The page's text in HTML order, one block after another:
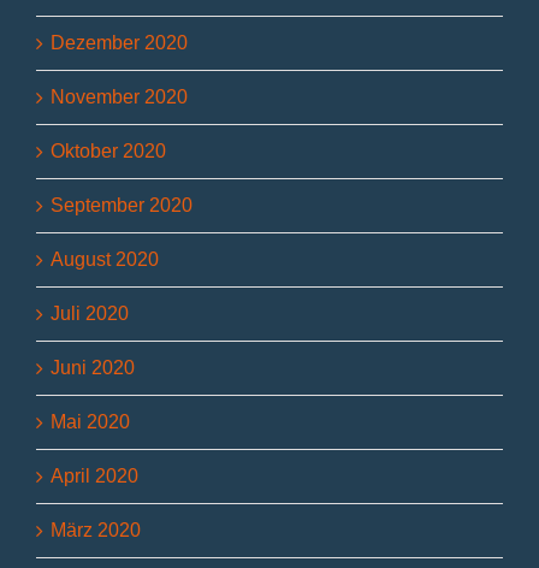
Dezember 2020
November 2020
Oktober 2020
September 2020
August 2020
Juli 2020
Juni 2020
Mai 2020
April 2020
März 2020